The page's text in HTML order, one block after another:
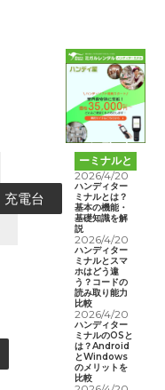
充電台
ハンディタ
ーミナルと
は
2026/4/20
ハンディター
ミナルとは？
基本の機能・
基礎知識を解
説
2026/4/20
ハンディター
ミナルとスマ
ホはどう違
う？コードの
読み取り能力
比較
2026/4/20
ハンディター
ミナルのOSと
は？Android
とWindows
のメリットを
比較